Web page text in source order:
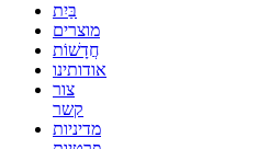
בַּיִת
מוצרים
חֲדָשׁוֹת
אודותינו
צור
קשר
מדיניות